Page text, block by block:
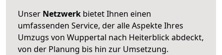
Unser Netzwerk bietet Ihnen einen
umfassenden Service, der alle Aspekte Ihres
Umzugs von Wuppertal nach Heiterblick abdeckt,
von der Planung bis hin zur Umsetzung.